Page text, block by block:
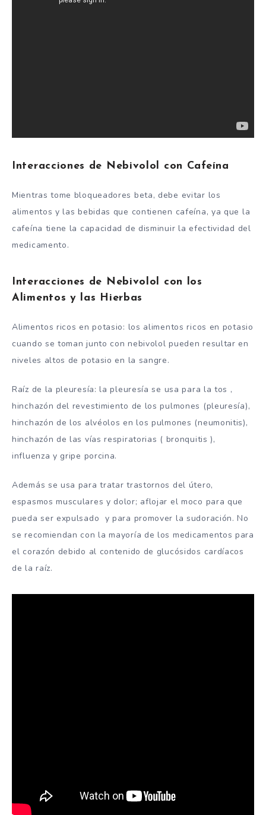
Interacciones de Nebivolol con Cafeína
Mientras tome bloqueadores beta, debe evitar los
alimentos y las bebidas que contienen cafeína, ya que la
cafeína tiene la capacidad de disminuir la efectividad del
medicamento.
Interacciones de Nebivolol con los
Alimentos y las Hierbas
Alimentos ricos en potasio: los alimentos ricos en potasio
cuando se toman junto con nebivolol pueden resultar en
niveles altos de potasio en la sangre.
Raíz de la pleuresía: la pleuresía se usa para la tos ,
hinchazón del revestimiento de los pulmones (pleuresía),
hinchazón de los alvéolos en los pulmones (neumonitis),
hinchazón de las vías respiratorias ( bronquitis ),
influenza y gripe porcina.
Además se usa para tratar trastornos del útero,
espasmos musculares y dolor; aflojar el moco para que
pueda ser expulsado y para promover la sudoración. No
se recomiendan con la mayoría de los medicamentos para
el corazón debido al contenido de glucósidos cardíacos
de la raíz.